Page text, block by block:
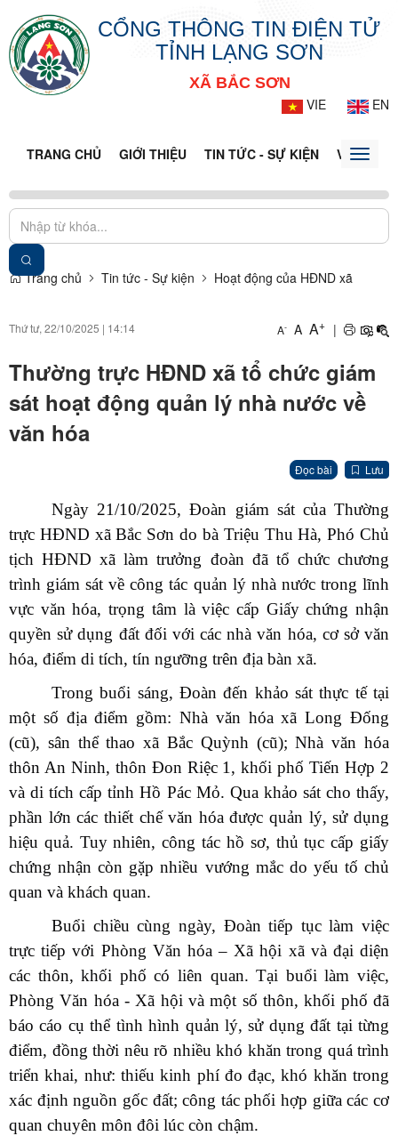
CỔNG THÔNG TIN ĐIỆN TỬ
TỈNH LẠNG SƠN
XÃ BẮC SƠN
VIE
EN
TRANG CHỦ GIỚI THIỆU TIN TỨC - SỰ KIỆN VĂN BẢN
Toggle
Trang chủ Tin tức - Sự kiện Hoạt động của HĐND xã
Thứ tư, 22/10/2025 | 14:14 A- A A+ |
Thường trực HĐND xã tổ chức giám
sát hoạt động quản lý nhà nước về
văn hóa
Đọc bài Lưu
Ngày 21/10/2025, Đoàn giám sát của Thường
trực HĐND xã Bắc Sơn do bà Triệu Thu Hà, Phó Chủ
tịch HĐND xã làm trưởng đoàn đã tổ chức chương
trình giám sát về công tác quản lý nhà nước trong lĩnh
vực văn hóa, trọng tâm là việc cấp Giấy chứng nhận
quyền sử dụng đất đối với các nhà văn hóa, cơ sở văn
hóa, điểm di tích, tín ngưỡng trên địa bàn xã.
Trong buổi sáng, Đoàn đến khảo sát thực tế tại
một số địa điểm gồm: Nhà văn hóa xã Long Đống
(cũ), sân thể thao xã Bắc Quỳnh (cũ); Nhà văn hóa
thôn An Ninh, thôn Đon Riệc 1, khối phố Tiến Hợp 2
và di tích cấp tỉnh Hồ Pác Mỏ. Qua khảo sát cho thấy,
phần lớn các thiết chế văn hóa được quản lý, sử dụng
hiệu quả. Tuy nhiên, công tác hồ sơ, thủ tục cấp giấy
chứng nhận còn gặp nhiều vướng mắc do yếu tố chủ
quan và khách quan.
Buổi chiều cùng ngày, Đoàn tiếp tục làm việc
trực tiếp với Phòng Văn hóa – Xã hội xã và đại diện
các thôn, khối phố có liên quan. Tại buổi làm việc,
Phòng Văn hóa - Xã hội và một số thôn, khối phố đã
báo cáo cụ thể tình hình quản lý, sử dụng đất tại từng
điểm, đồng thời nêu rõ nhiều khó khăn trong quá trình
triển khai, như: thiếu kinh phí đo đạc, khó khăn trong
xác định nguồn gốc đất; công tác phối hợp giữa các cơ
quan chuyên môn đôi lúc còn chậm.